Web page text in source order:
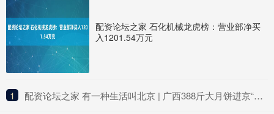
配资论坛之家 石化机械龙虎榜：营业部净买
入1201.54万元
1 ​配资论坛之家 有一种生活叫北京 | 广西388斤大月饼进京“赶烤”